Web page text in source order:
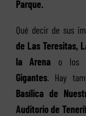
Parque.
Qué decir de sus
de Las Teresitas,
la Arena o los
Gigantes. Hay
Basílica de
Auditorio de